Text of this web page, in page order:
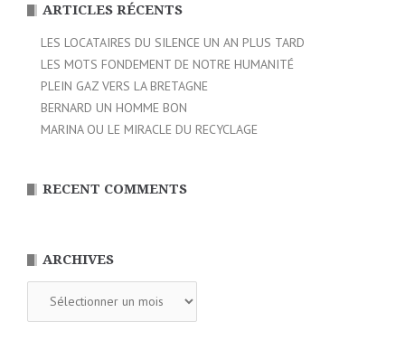
ARTICLES RÉCENTS
LES LOCATAIRES DU SILENCE UN AN PLUS TARD
LES MOTS FONDEMENT DE NOTRE HUMANITÉ
PLEIN GAZ VERS LA BRETAGNE
BERNARD UN HOMME BON
MARINA OU LE MIRACLE DU RECYCLAGE
RECENT COMMENTS
ARCHIVES